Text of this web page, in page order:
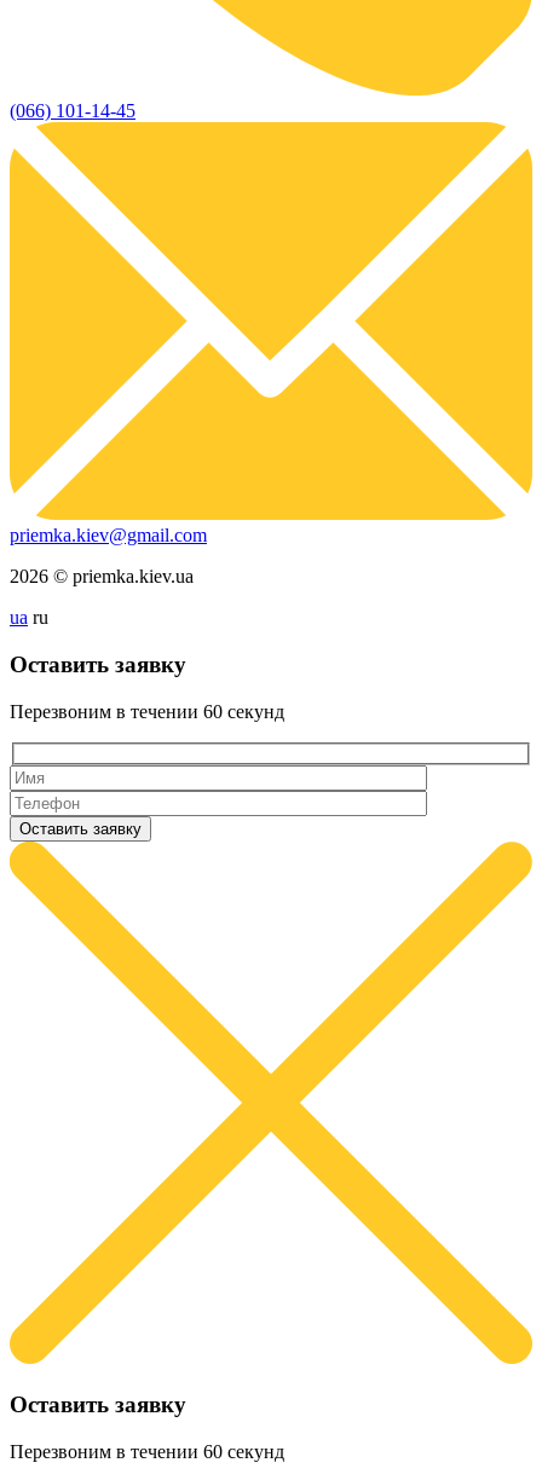
(066) 101-14-45
priemka.kiev@gmail.com
2026 © priemka.kiev.ua
ua ru
Оставить заявку
Перезвоним в течении 60 секунд
Оставить заявку
Перезвоним в течении 60 секунд